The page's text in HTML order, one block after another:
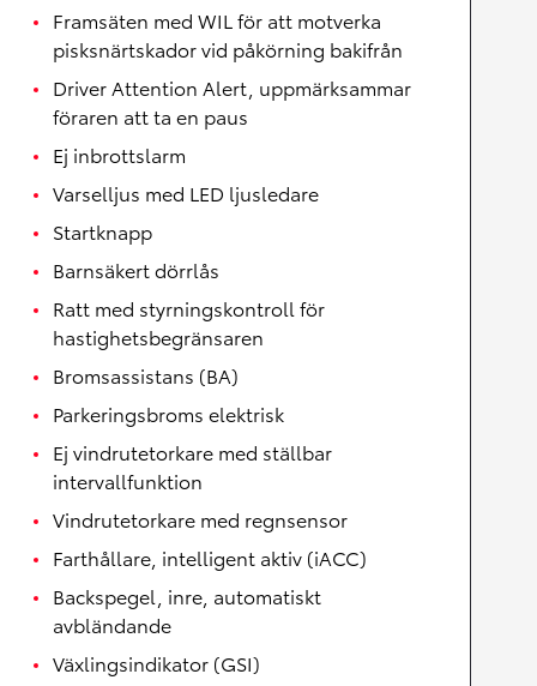
Framsäten med WIL för att motverka
pisksnärtskador vid påkörning bakifrån
Driver Attention Alert, uppmärksammar
föraren att ta en paus
Ej inbrottslarm
Varselljus med LED ljusledare
Startknapp
Barnsäkert dörrlås
Ratt med styrningskontroll för
hastighetsbegränsaren
Bromsassistans (BA)
Parkeringsbroms elektrisk
Ej vindrutetorkare med ställbar
intervallfunktion
Vindrutetorkare med regnsensor
Farthållare, intelligent aktiv (iACC)
Backspegel, inre, automatiskt
avbländande
Växlingsindikator (GSI)